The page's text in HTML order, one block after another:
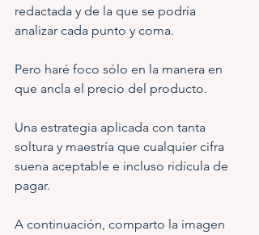
redactada y de la que se podría
analizar cada punto y coma.
Pero haré foco sólo en la manera en
que ancla el precio del producto.
Una estrategia aplicada con tanta
soltura y maestría que cualquier cifra
suena aceptable e incluso ridícula de
pagar.
A continuación, comparto la imagen